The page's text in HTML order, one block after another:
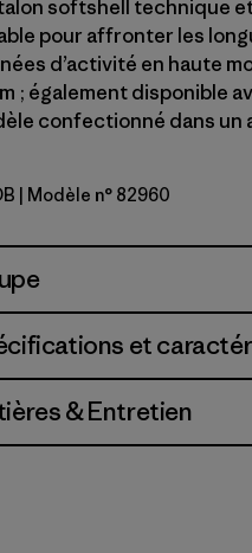
softshell technique
pour affronter les
d’activité en haute
; également disponible
confectionné dans un
Blue
| Modèle n° 82960
et
& Entretien